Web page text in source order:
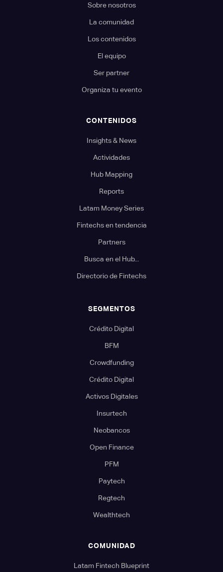
Sobre nosotros
La comunidad
Los contenidos
El equipo
Ser partner
Organiza tu evento
CONTENIDOS
Insights & News
Actividades
Hub Mapping
Reports
Latam Money Series
Fintechs en tendencia
Partners
Busca en el Hub...
Directorio de Fintechs
SEGMENTOS
Crédito Digital
BFM
Crowdfunding
Crédito Digital
Activos Digitales
Insurtech
Neobancos
Open Finance
PFM
Paytech
Regtech
Wealthtech
COMUNIDAD
Latam Fintech Blueprint